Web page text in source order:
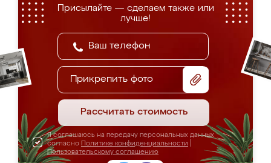
Присылайте — сделаем также или
лучше!
Прикрепить фото
Рассчитать стоимость
Я соглашаюсь на передачу персональных данных
согласно Политике конфиденциальности
Пользовательскому соглашению